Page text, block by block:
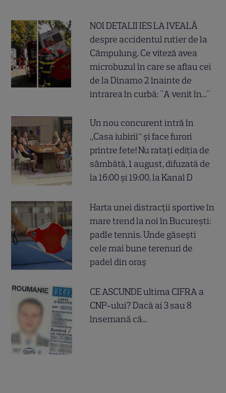
NOI DETALII IES LA IVEALĂ
despre accidentul rutier de la
Câmpulung. Ce viteză avea
microbuzul în care se aflau cei
de la Dinamo 2 înainte de
intrarea în curbă: "A venit în..."
Un nou concurent intră în
„Casa iubirii” și face furori
printre fete! Nu ratați ediția de
sâmbătă, 1 august, difuzată de
la 16:00 și 19:00, la Kanal D
Harta unei distracții sportive în
mare trend la noi în București:
padle tennis. Unde găsești
cele mai bune terenuri de
padel din oraș
CE ASCUNDE ultima CIFRA a
CNP-ului? Dacă ai 3 sau 8
însemană că...